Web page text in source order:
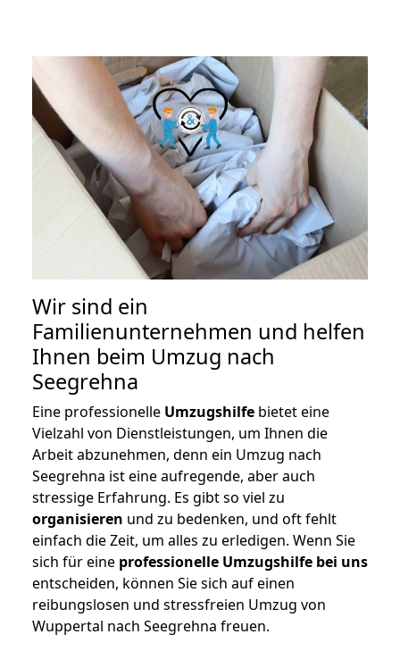
Wir sind ein
Familienunternehmen und helfen
Ihnen beim Umzug nach
Seegrehna
Eine professionelle Umzugshilfe bietet eine
Vielzahl von Dienstleistungen, um Ihnen die
Arbeit abzunehmen, denn ein Umzug nach
Seegrehna ist eine aufregende, aber auch
stressige Erfahrung. Es gibt so viel zu
organisieren und zu bedenken, und oft fehlt
einfach die Zeit, um alles zu erledigen. Wenn Sie
sich für eine professionelle Umzugshilfe bei uns
entscheiden, können Sie sich auf einen
reibungslosen und stressfreien Umzug von
Wuppertal nach Seegrehna freuen.